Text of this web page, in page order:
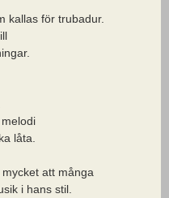
kallas för trubadur.
låta.
att många
i hans stil.